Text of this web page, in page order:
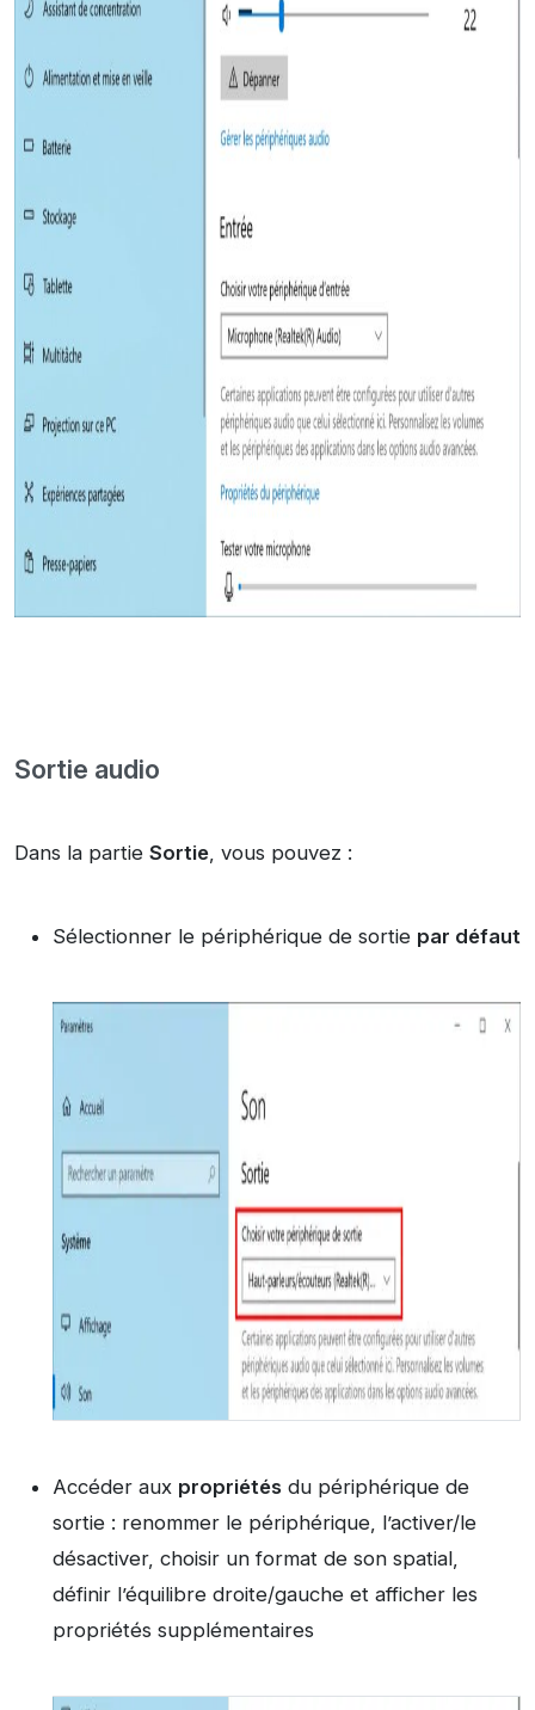
Sortie audio
Dans la partie Sortie, vous pouvez :
Sélectionner le périphérique de sortie par défaut
Accéder aux propriétés du périphérique de
sortie : renommer le périphérique, l’activer/le
désactiver, choisir un format de son spatial,
définir l’équilibre droite/gauche et afficher les
propriétés supplémentaires